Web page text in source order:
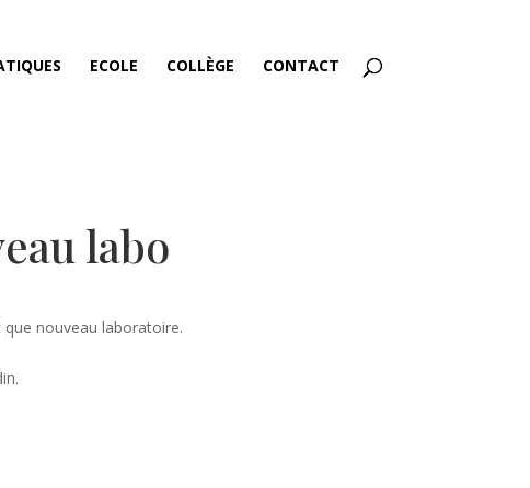
ECOLE COLLÈGE CONTACT
labo
nouveau laboratoire.